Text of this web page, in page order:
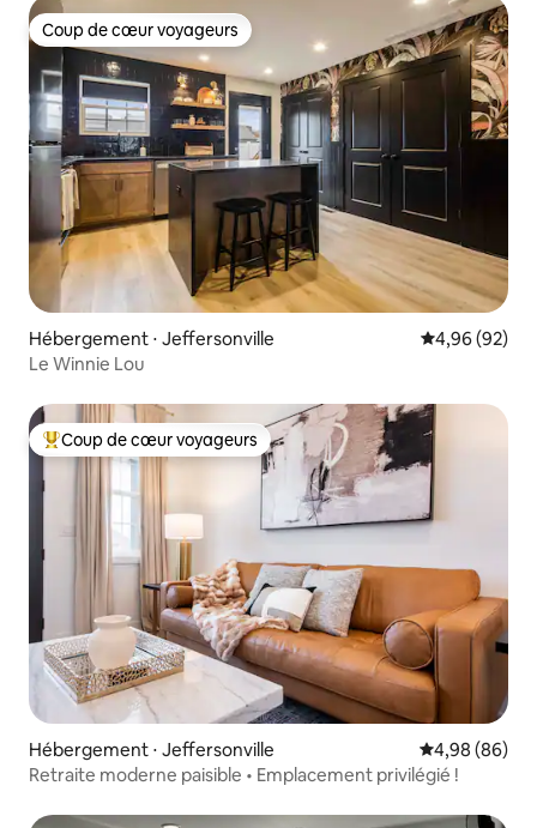
Coup de cœur voyageurs
Coup de cœur voyageurs
Hébergement ⋅ Jeffersonville Évaluation
4,96 (92)
Le Winnie Lou
Coups de cœur voyageurs les plus appréciés
Coup de cœur voyageurs
Hébergement ⋅ Jeffersonville Évaluation
4,98 (86)
Retraite moderne paisible • Emplacement privilégié !